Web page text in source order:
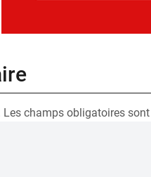
Les champs obligatoires